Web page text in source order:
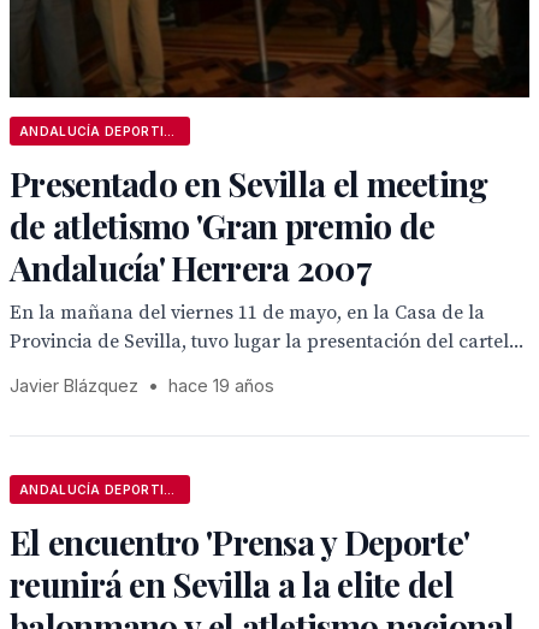
Presentado en Sevilla el meeting
de atletismo 'Gran premio de
Andalucía' Herrera 2007
En la mañana del viernes 11 de mayo, en la Casa de la
Provincia de Sevilla, tuvo lugar la presentación del cartel...
Javier Blázquez • hace 19 años
El encuentro 'Prensa y Deporte'
reunirá en Sevilla a la elite del